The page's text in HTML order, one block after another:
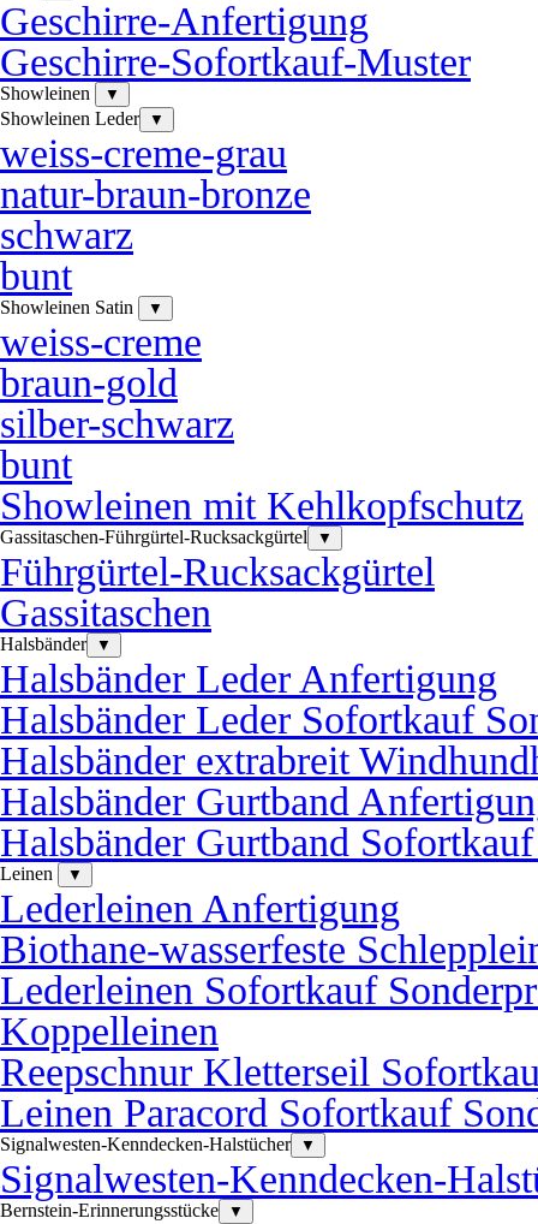
Geschirre-Anfertigung
Geschirre-Sofortkauf-Muster
Showleinen ▼
Showleinen Leder ▼
weiss-creme-grau
natur-braun-bronze
schwarz
bunt
Showleinen Satin ▼
weiss-creme
braun-gold
silber-schwarz
bunt
Showleinen mit Kehlkopfschutz
Gassitaschen-Führgürtel-Rucksackgürtel ▼
Führgürtel-Rucksackgürtel
Gassitaschen
Halsbänder ▼
Halsbänder Leder Anfertigung
Halsbänder Leder Sofortkauf
Halsbänder extrabreit
Halsbänder Gurtband
Halsbänder Gurtband
Leinen ▼
Lederleinen Anfertigung
Biothane-wasserfeste
Lederleinen Sofortkauf
Koppelleinen
Reepschnur Kletterseil
Leinen Paracord Sofortkauf
Signalwesten-Kenndecken-Halstücher ▼
Signalwesten-Kenndecken-
Bernstein-Erinnerungsstücke ▼